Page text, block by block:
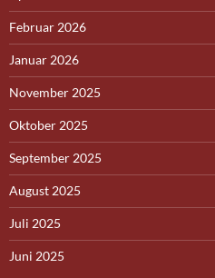
Februar 2026
Januar 2026
November 2025
Oktober 2025
September 2025
August 2025
Juli 2025
Juni 2025